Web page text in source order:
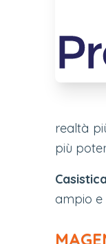
realtà
più
ampio e